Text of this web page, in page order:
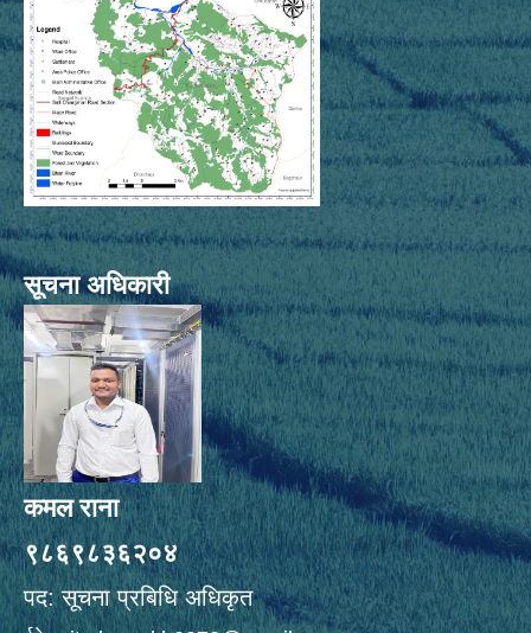
सूचना अधिकारी
कमल राना
९८६९८३६२०४
पद: सूचना प्रबिधि अधिकृत